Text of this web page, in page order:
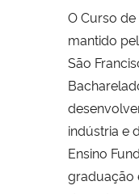
O Curso
mantido
São
indústria e
Ensino
graduação